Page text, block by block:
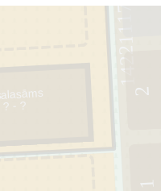
14221117
1
2
? - ?